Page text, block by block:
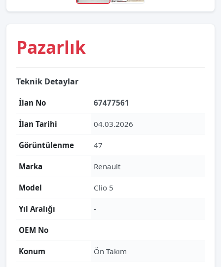
Pazarlık
Teknik Detaylar
İlan No 67477561
İlan Tarihi 04.03.2026
Görüntülenme 47
Marka Renault
Model Clio 5
Yıl Aralığı -
OEM No
Konum Ön Takım